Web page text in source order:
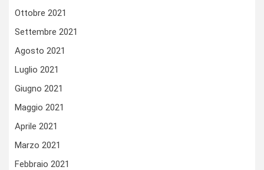
Ottobre 2021
Settembre 2021
Agosto 2021
Luglio 2021
Giugno 2021
Maggio 2021
Aprile 2021
Marzo 2021
Febbraio 2021